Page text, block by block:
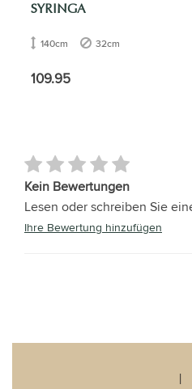
SYRINGA
140cm 32cm
109.95
Kein Bewertungen
Lesen oder schreiben Sie
Ihre Bewertung hinzufügen